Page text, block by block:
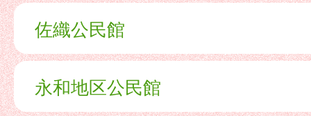
佐織公民館
永和地区公民館